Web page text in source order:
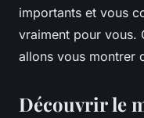
importants et vous
vraiment pour vous.
allons vous montrer
Découvrir le